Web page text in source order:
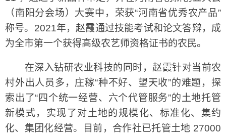
（南阳分会场）大赛中，荣获“河南省优秀农产品”
称号。2021年，赵霞通过技能考试和论文答辩，成
为全市第一个获得高级农艺师资格证书的农民。
在深入钻研农业科技的同时，赵霞针对当前农
村外出人员多，庄稼“种不好、望天收”的难题，探
索出了“四个统一经营、六个代管服务”的土地托管
新模式，实现了对土地的规模化、标准化、集约
化、集团化经营。目前，合作社已托管土地 27000